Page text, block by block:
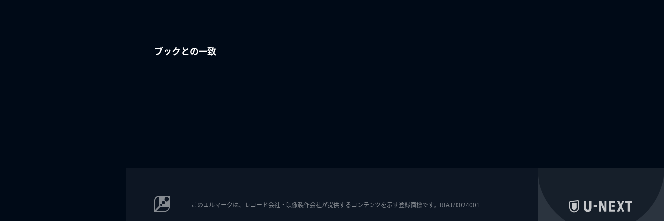
ブックとの一致
このエルマークは、レコード会社・映像製作会社が提供するコンテンツを示す登録商標です。RIAJ70024001